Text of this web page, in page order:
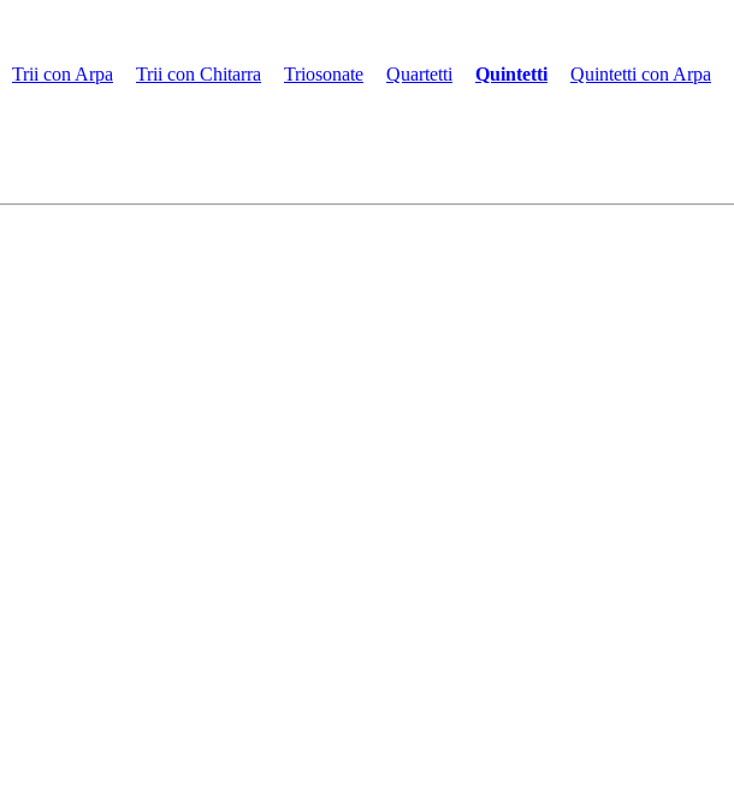
Trii con Arpa Trii con Chitarra Triosonate Quartetti Quintetti Quintetti con Arpa